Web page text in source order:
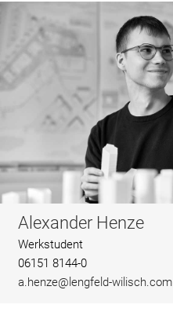
Alexander Henze
Werkstudent
06151 8144-0
a.henze@lengfeld-wilisch.com